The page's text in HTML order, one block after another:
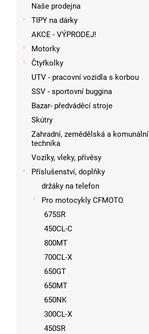
Naše prodejna
TIPY na dárky
AKCE - VÝPRODEJ!
Motorky
Čtyřkolky
UTV - pracovní vozidla s korbou
SSV - sportovní buggina
Bazar- předváděcí stroje
Skútry
Zahradní, zemědělská a komunální
technika
Vozíky, vleky, přívěsy
Příslušenství, doplňky
držáky na telefon
Pro motocykly CFMOTO
675SR
450CL-C
800MT
700CL-X
650GT
650MT
650NK
300CL-X
450SR